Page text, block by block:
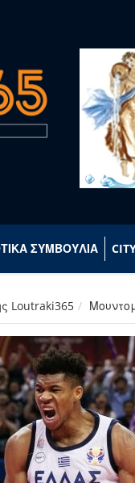
ΣΥΜΒΟΥΛΙΑ
Loutraki365